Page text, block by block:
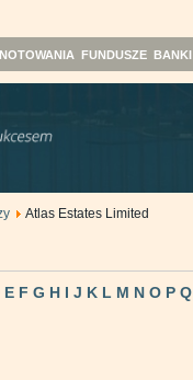
NOTOWANIA FUNDUSZE BANKI
Atlas Estates Limited
E F G H I J K L M N O P Q